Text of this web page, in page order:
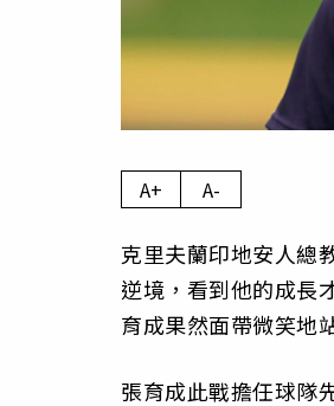
A+ A-
克里夫蘭印地安人總
逆境，看到他的成長
育成果然面帶微笑地
張育成此戰擔任球隊